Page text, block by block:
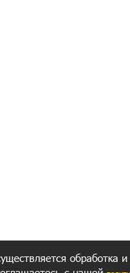
обработка